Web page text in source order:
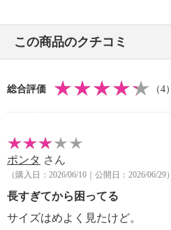
この商品のクチコミ
総合評価 （4）
ポンタ さん
（購入日：2026/06/10｜公開日：2026/06/29）
長すぎてから困ってる
サイズはめよく見たけど。